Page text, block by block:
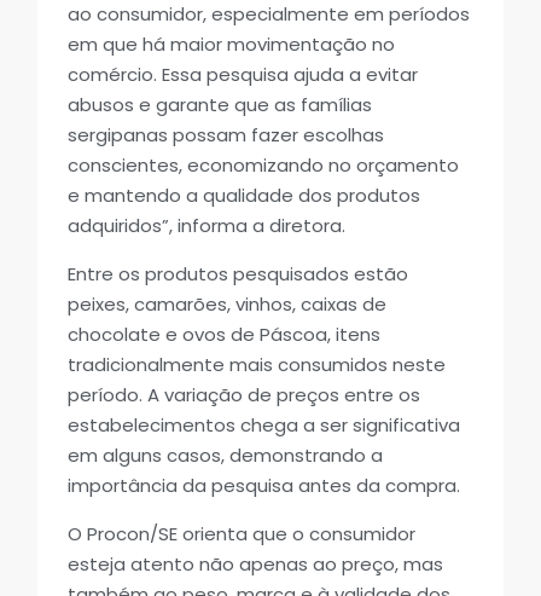
ao consumidor, especialmente em períodos
em que há maior movimentação no
comércio. Essa pesquisa ajuda a evitar
abusos e garante que as famílias
sergipanas possam fazer escolhas
conscientes, economizando no orçamento
e mantendo a qualidade dos produtos
adquiridos”, informa a diretora.
Entre os produtos pesquisados estão
peixes, camarões, vinhos, caixas de
chocolate e ovos de Páscoa, itens
tradicionalmente mais consumidos neste
período. A variação de preços entre os
estabelecimentos chega a ser significativa
em alguns casos, demonstrando a
importância da pesquisa antes da compra.
O Procon/SE orienta que o consumidor
esteja atento não apenas ao preço, mas